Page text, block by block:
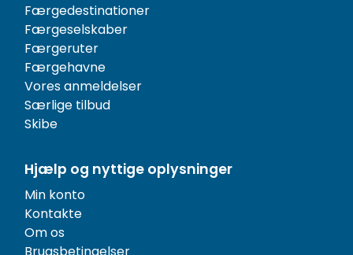
Færgedestinationer
Færgeselskaber
Færgeruter
Færgehavne
Vores anmeldelser
Særlige tilbud
Skibe
Hjælp og nyttige oplysninger
Min konto
Kontakte
Om os
Brugsbetingelser